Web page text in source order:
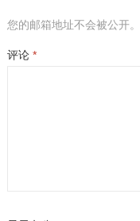
您的邮箱地址不会被公开。
评论 *